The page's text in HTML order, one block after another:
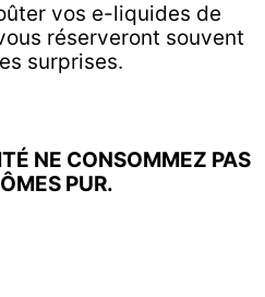
vos e-liquides de
réserveront souvent
surprises.
NE CONSOMMEZ PAS
PUR.